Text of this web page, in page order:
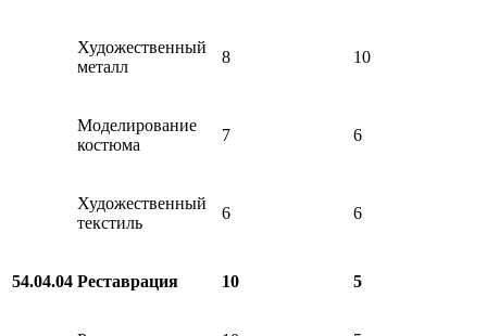
Художественный
металл
8 10
Моделирование
костюма
7 6
Художественный
текстиль
6 6
54.04.04 Реставрация 10 5